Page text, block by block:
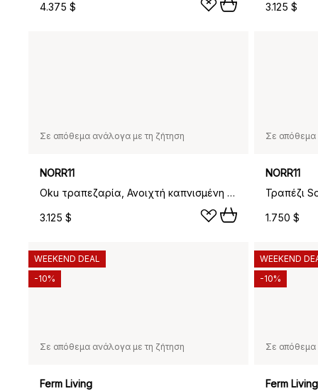
4.375 $ 3.125 $
Σε απόθεμα ανάλογα με τη ζήτηση
NORR11
Oku τραπεζαρία, Ανοιχτή καπνισμένη δρυς, Ø120 εκ.
3.125 $
Σε απόθεμα
NORR11
1.750 $
Σε απόθεμα ανάλογα με τη ζήτηση
Ferm Living
WEEKEND DEAL
-10%
Σε απόθεμα
Ferm Living
WEEKEND
-10%